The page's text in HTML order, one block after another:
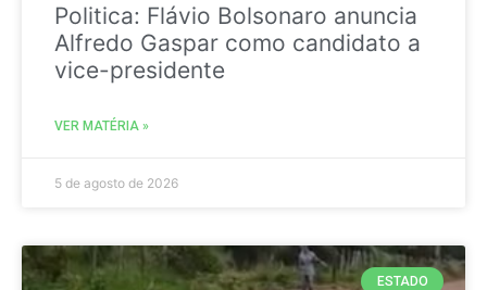
Politica: Flávio Bolsonaro anuncia
Alfredo Gaspar como candidato a
vice-presidente
VER MATÉRIA »
5 de agosto de 2026
ESTADO